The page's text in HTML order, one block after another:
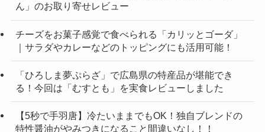
ん」のお取り寄せレビュー
チーズをお菓子感覚で食べられる「カリッとゴーダ」
｜サラダやカレーなどのトッピングにも活用可能！
「ひろしま夢ぷらざ」で広島県の特産品が堪能でき
る！今回は「むすとも」を実食レビューしました
【5秒で手羽唐】冷たいままでもOK！独自ブレンドの
特性醤油がやみつきになること間違いなし！！